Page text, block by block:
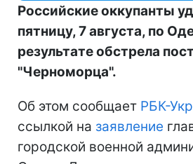
Российские оккупанты
пятницу, 7 августа, по
результате обстрела
"Черноморца".
Об этом сообщает РБК-
ссылкой на заявление
городской военной